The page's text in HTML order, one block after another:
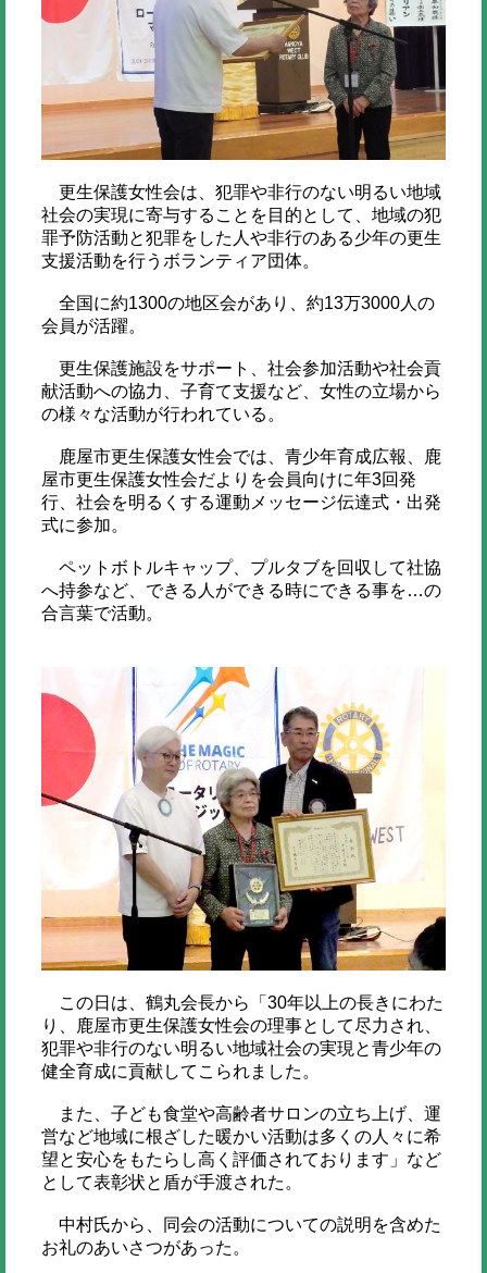
更生保護女性会は、犯罪や非行のない明るい地域
社会の実現に寄与することを目的として、地域の犯
罪予防活動と犯罪をした人や非行のある少年の更生
支援活動を行うボランティア団体。
全国に約1300の地区会があり、約13万3000人の
会員が活躍。
更生保護施設をサポート、社会参加活動や社会貢
献活動への協力、子育て支援など、女性の立場から
の様々な活動が行われている。
鹿屋市更生保護女性会では、青少年育成広報、鹿
屋市更生保護女性会だよりを会員向けに年3回発
行、社会を明るくする運動メッセージ伝達式・出発
式に参加。
ペットボトルキャップ、プルタブを回収して社協
へ持参など、できる人ができる時にできる事を…の
合言葉で活動。
この日は、鶴丸会長から「30年以上の長きにわた
り、鹿屋市更生保護女性会の理事として尽力され、
犯罪や非行のない明るい地域社会の実現と青少年の
健全育成に貢献してこられました。
また、子ども食堂や高齢者サロンの立ち上げ、運
営など地域に根ざした暖かい活動は多くの人々に希
望と安心をもたらし高く評価されております」など
として表彰状と盾が手渡された。
中村氏から、同会の活動についての説明を含めた
お礼のあいさつがあった。